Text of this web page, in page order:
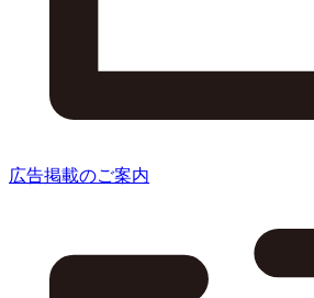
広告掲載のご案内